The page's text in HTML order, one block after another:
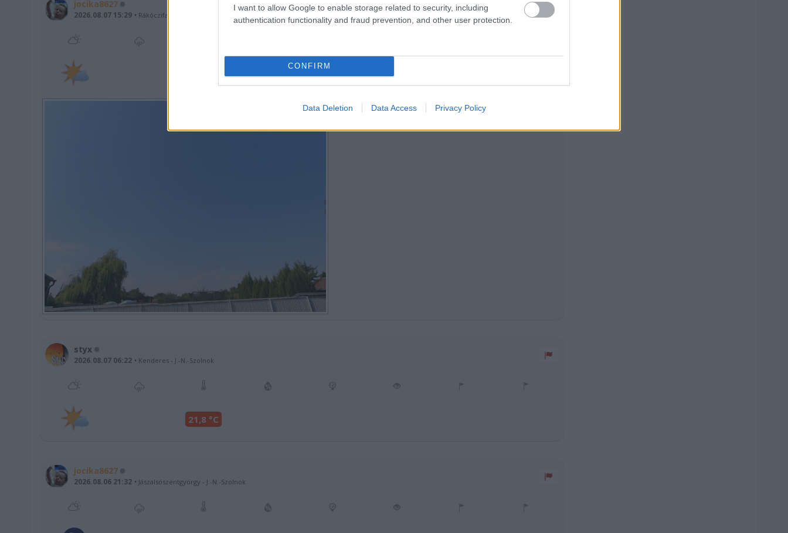
I want to allow Google to enable storage related to security, including
authentication functionality and fraud prevention, and other user protection.
CONFIRM
Data Deletion Data Access Privacy Policy
jocika8627
2026.08.07 15:29 Rákóczifalva
31%
styx
2026.08.07 06:22 Kenderes - J.-N.-Szolnok
21,8 °C
jocika8627
2026.08.06 21:32 Jászalsószentgyörgy - J.-N.-Szolnok